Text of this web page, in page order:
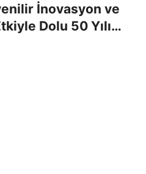
İnovasyon ve
Dolu 50 Yılı